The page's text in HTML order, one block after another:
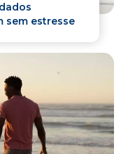
sem estresse